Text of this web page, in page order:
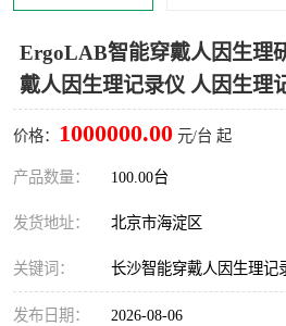
ErgoLAB智能穿戴人因生理
戴人因生理记录仪 人因生理
价格： 1000000.00 元/台 起
产品数量： 100.00台
发货地址： 北京市海淀区
关键词： 长沙智能穿戴人因生理记
发布日期： 2026-08-06